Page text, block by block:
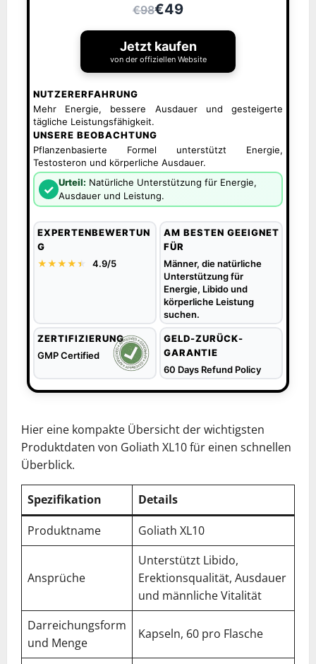
€98€49
Jetzt kaufen
von der offiziellen Website
NUTZERERFAHRUNG
Mehr Energie, bessere Ausdauer und gesteigerte
tägliche Leistungsfähigkeit.
UNSERE BEOBACHTUNG
Pflanzenbasierte Formel unterstützt Energie,
Testosteron und körperliche Ausdauer.
✓ Urteil: Natürliche Unterstützung für Energie,
Ausdauer und Leistung.
EXPERTENBEWERTUN
G
★★★★★
★ 4.9/5
AM BESTEN GEEIGNET
FÜR
Männer, die natürliche
Unterstützung für
Energie, Libido und
körperliche Leistung
suchen.
ZERTIFIZIERUNG
GMP Certified
GELD-ZURÜCK-
GARANTIE
60 Days Refund Policy
Hier eine kompakte Übersicht der wichtigsten
Produktdaten von Goliath XL10 für einen schnellen
Überblick.
Spezifikation
Details
Produktname
Goliath XL10
Ansprüche
Unterstützt Libido,
Erektionsqualität, Ausdauer
und männliche Vitalität
Darreichungsform
und Menge
Kapseln, 60 pro Flasche